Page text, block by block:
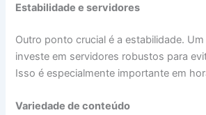
Estabilidade e servidores
Outro ponto crucial é a estabilidade.
investe em servidores robustos para
Isso é especialmente importante em
Variedade de conteúdo